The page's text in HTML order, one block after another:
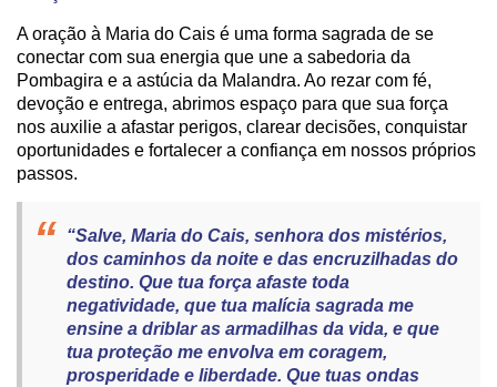
A oração à Maria do Cais é uma forma sagrada de se
conectar com sua energia que une a sabedoria da
Pombagira e a astúcia da Malandra. Ao rezar com fé,
devoção e entrega, abrimos espaço para que sua força
nos auxilie a afastar perigos, clarear decisões, conquistar
oportunidades e fortalecer a confiança em nossos próprios
passos.
“Salve, Maria do Cais, senhora dos mistérios,
dos caminhos da noite e das encruzilhadas do
destino. Que tua força afaste toda
negatividade, que tua malícia sagrada me
ensine a driblar as armadilhas da vida, e que
tua proteção me envolva em coragem,
prosperidade e liberdade. Que tuas ondas